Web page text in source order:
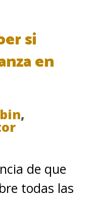
si
en
,
de que
todas las